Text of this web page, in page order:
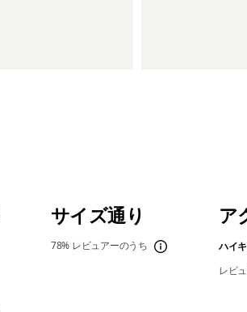
サイズ通り
78% レビュアーのうち
ア
ハイ
レビ